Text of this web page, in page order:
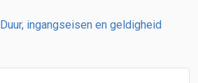
Duur, ingangseisen en geldigheid